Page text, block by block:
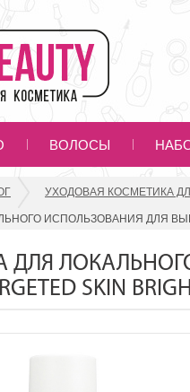
ВОЛОСЫ
УХОДОВАЯ КОСМЕТИКА
ИСПОЛЬЗОВАНИЯ ДЛЯ
ДЛЯ
SKIN